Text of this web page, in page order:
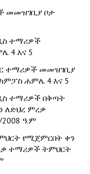
መመዝገቢያ ቦታ
ተማሪዎች
4 እና 5
ተማሪዎች መመዝገቢያ
ሐምሌ 4 እና 5
ተማሪዎች በቅጣት
ለድህረ ምረቃ
ዓ.ም
የሚጀምርበት ቀን
ተማሪዎች ትምህርት